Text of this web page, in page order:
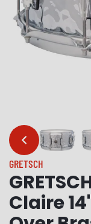
…
GRETSCH
Claire